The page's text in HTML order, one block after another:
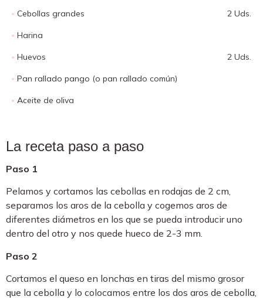
Cebollas grandes 2 Uds.
Harina
Huevos 2 Uds.
Pan rallado pango (o pan rallado común)
Aceite de oliva
La receta paso a paso
Paso 1
Pelamos y cortamos las cebollas en rodajas de 2 cm,
separamos los aros de la cebolla y cogemos aros de
diferentes diámetros en los que se pueda introducir uno
dentro del otro y nos quede hueco de 2-3 mm.
Paso 2
Cortamos el queso en lonchas en tiras del mismo grosor
que la cebolla y lo colocamos entre los dos aros de cebolla,